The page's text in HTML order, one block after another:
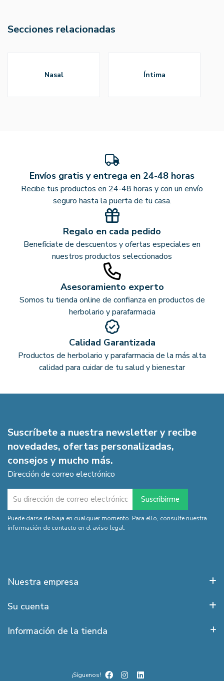
Secciones relacionadas
nasal íntima
Envíos gratis y entrega en 24-48 horas
Recibe tus productos en 24-48 horas y con un envío
seguro hasta la puerta de tu casa.
Regalo en cada pedido
Benefíciate de descuentos y ofertas especiales en
nuestros productos seleccionados
Asesoramiento experto
Somos tu tienda online de confianza en productos de
herbolario y parafarmacia
Calidad Garantizada
Productos de herbolario y parafarmacia de la más alta
calidad para cuidar de tu salud y bienestar
Suscríbete a nuestra newsletter y recibe
novedades, ofertas personalizadas,
consejos y mucho más.
Dirección de correo electrónico
Puede darse de baja en cualquier momento. Para ello, consulte nuestra
información de contacto en el aviso legal.
Nuestra empresa
Su cuenta
Información de la tienda
¡Síguenos!